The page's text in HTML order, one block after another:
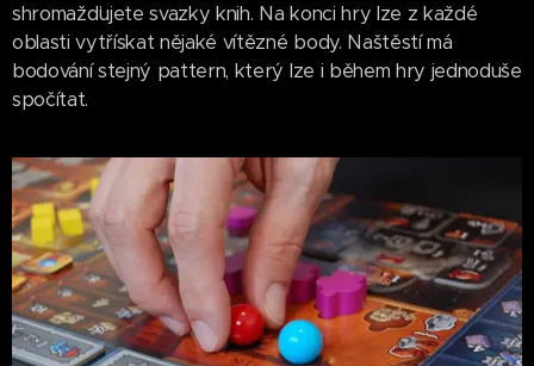
shromažďujete svazky knih. Na konci hry lze z každé
oblasti vytřískat nějaké vítězné body. Naštěstí má
bodování stejný pattern, který lze i během hry jednoduše
spočítat.